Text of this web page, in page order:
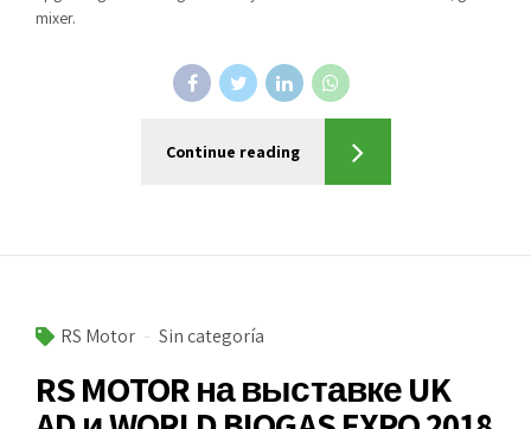
mixer.
Continue reading
RS Motor Sin categoría
RS MOTOR на выставке UK